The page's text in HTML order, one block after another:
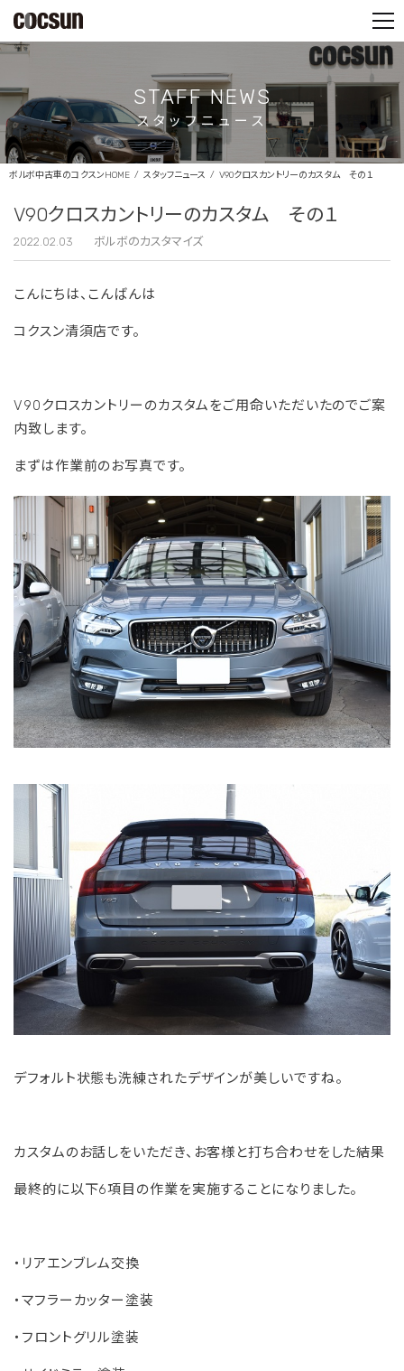
STAFF NEWS
スタッフニュース
ボルボ中古車のコクスンHOME スタッフニュース V90クロスカントリーのカスタム その１
V90クロスカントリーのカスタム その１
2022.02.03 ボルボのカスタマイズ
こんにちは、こんばんは
コクスン清須店です。
V90クロスカントリーのカスタムをご用命いただいたのでご案
内致します。
まずは作業前のお写真です。
デフォルト状態も洗練されたデザインが美しいですね。
カスタムのお話しをいただき、お客様と打ち合わせをした結果
最終的に以下6項目の作業を実施することになりました。
・リアエンブレム交換
・マフラーカッター塗装
・フロントグリル塗装